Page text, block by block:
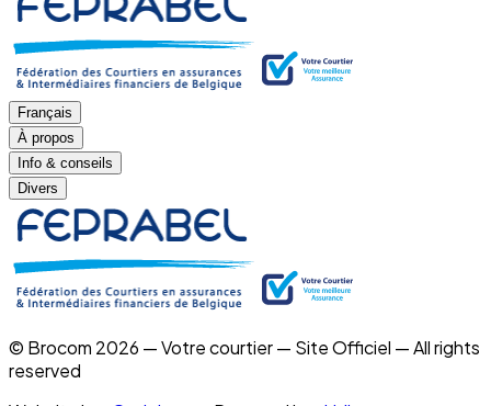
Français
À propos
Info & conseils
Divers
© Brocom 2026 — Votre courtier — Site Officiel — All rights
reserved